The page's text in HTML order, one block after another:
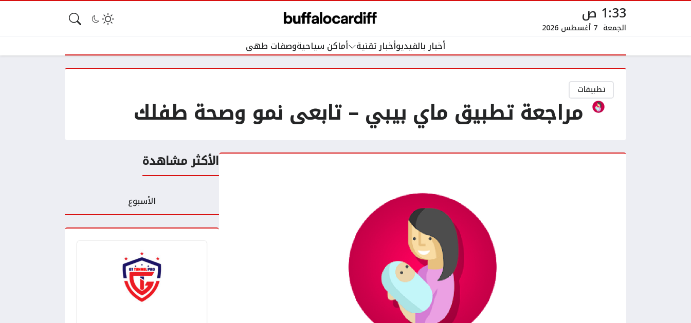
1:33 ص
الجمعة 7 أغسطس 2026
أخبار بالفيديوأخبار تقنية أماكن سياحيةوصفات طهى
تطبيقات
مراجعة تطبيق ماي بيبي – تابعى نمو وصحة طفلك
الأكثر مشاهدة
الأسبوع